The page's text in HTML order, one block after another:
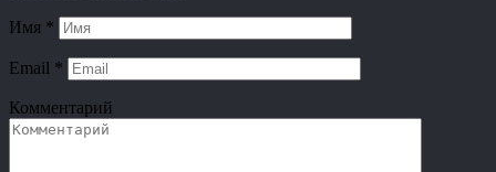
Имя *
Email *
Комментарий